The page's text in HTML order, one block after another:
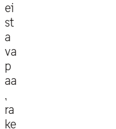
ei
st
a
va
p
aa
,
ra
ke